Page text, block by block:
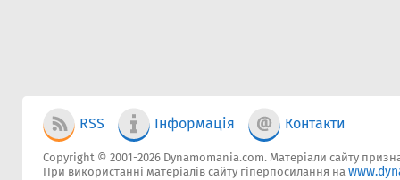
RSS Інформація Контакти
Copyright © 2001-2026 Dynamomania.com. Матеріали сайту
При використанні матеріалів сайту гіперпосилання на